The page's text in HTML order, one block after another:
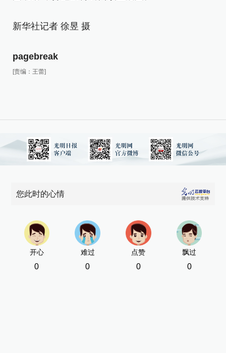
新华社记者 徐昱 摄
pagebreak
[责编：王蕾]
您此时的心情
开心
0
难过
0
点赞
0
飘过
0